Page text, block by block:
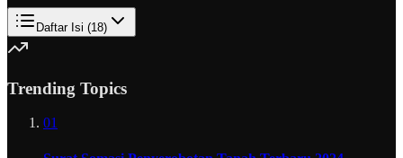
Daftar Isi (18)
Trending Topics
01